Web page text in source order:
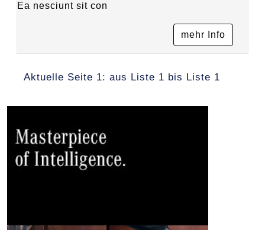
Ea nesciunt sit con
mehr Info
Aktuelle Seite 1: aus Liste 1 bis Liste 1